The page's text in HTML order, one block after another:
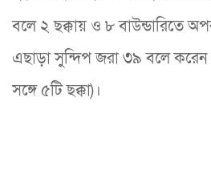
বলে ২ ছক্কায় ও ৮ বাউন্ডারিতে
এছাড়া সুন্দিপ জরা ৩৯ বলে করেন
সঙ্গে ৫টি ছক্কা)।